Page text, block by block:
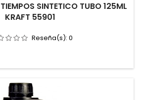
SINTETICO TUBO 125ML
KRAFT 55901
Reseña(s): 0